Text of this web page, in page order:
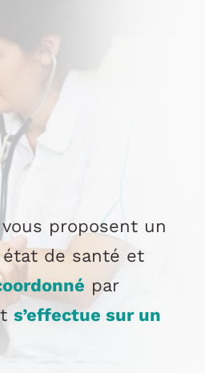
proposent un
état de santé et
par
s’effectue sur un